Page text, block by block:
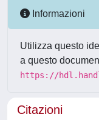
Informazioni
Utilizza questo
a questo
https://
Citazioni